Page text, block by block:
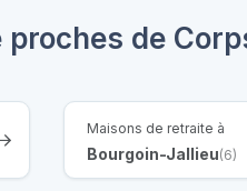
de
Maisons de retraite à
Bourgoin-Jallieu(6)